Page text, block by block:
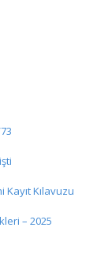
Kayıt Kılavuzu
– 2025